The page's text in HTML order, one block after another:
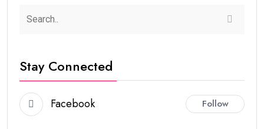
Stay Connected
Facebook Follow